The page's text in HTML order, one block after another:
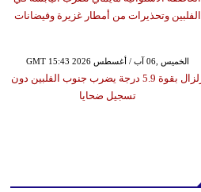
الفلبين وتحذيرات من أمطار غزيرة وفيضانات
GMT 15:43 2026 الخميس ,06 آب / أغسطس
زلزال بقوة 5.9 درجة يضرب جنوب الفلبين دون
تسجيل ضحايا